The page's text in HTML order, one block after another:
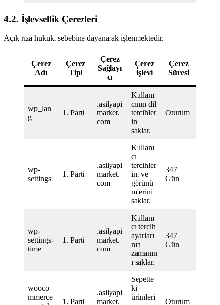
4.2. İşlevsellik Çerezleri
Açık rıza hukuki sebebine dayanarak işlenmektedir.
Çerez
Adı
Çerez
Tipi
Çerez
Sağlayı
cı
Çerez
İşlevi
Çerez
Süresi
wp_lan
g
1. Parti
.asilyapi
market.
com
Kullanı
cının dil
tercihler
ini
saklar.
Oturum
wp-
settings
1. Parti
.asilyapi
market.
com
Kullanı
cı
tercihler
ini ve
görünü
mlerini
saklar.
347
Gün
wp-
settings-
time
1. Parti
.asilyapi
market.
com
Kullanı
cı tercih
ayarları
nın
zamanın
ı saklar.
347
Gün
wooco
mmerce
1. Parti
.asilyapi
market.
Sepette
ki
ürünleri
Oturum